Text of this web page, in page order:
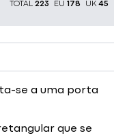
TOTAL 223 EU 178 UK45
se a uma porta
que se